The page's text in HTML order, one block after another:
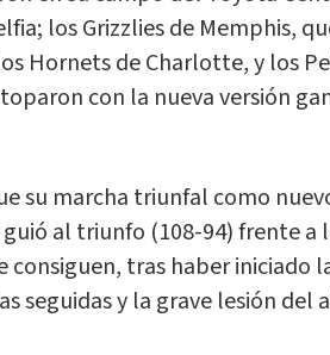
los Grizzlies de Memphis,
Hornets de Charlotte, y los
con la nueva versión
su marcha triunfal como
al triunfo (108-94) frente a
consiguen, tras haber iniciado
seguidas y la grave lesión